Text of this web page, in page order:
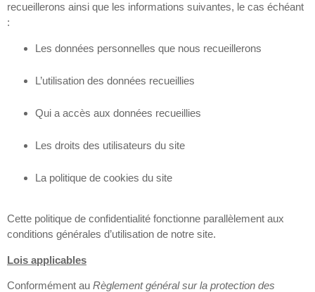
recueillerons ainsi que les informations suivantes, le cas échéant
:
Les données personnelles que nous recueillerons
L’utilisation des données recueillies
Qui a accès aux données recueillies
Les droits des utilisateurs du site
La politique de cookies du site
Cette politique de confidentialité fonctionne parallèlement aux
conditions générales d’utilisation de notre site.
Lois applicables
Conformément au Règlement général sur la protection des